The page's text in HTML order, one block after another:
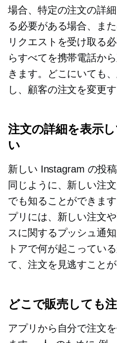
場合、特定の注文の詳
る必要がある場合、ま
リクエストを受け取る
らすべてを携帯電話か
きます。どこにいても
し、顧客の注文を変更
注文の詳細を表示
い
新しい Instagram の投
同じように、新しい注
でも知ることができま
プリには、新しい注文
スに関するプッシュ通
トアで何が起こってい
て、注文を見逃すことが
どこで販売しても
アプリから自分で注文